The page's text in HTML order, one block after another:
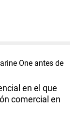
en el que
comercial en